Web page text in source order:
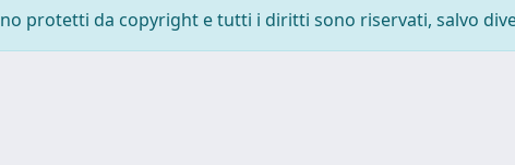
protetti da copyright e tutti i diritti sono riservati, salvo